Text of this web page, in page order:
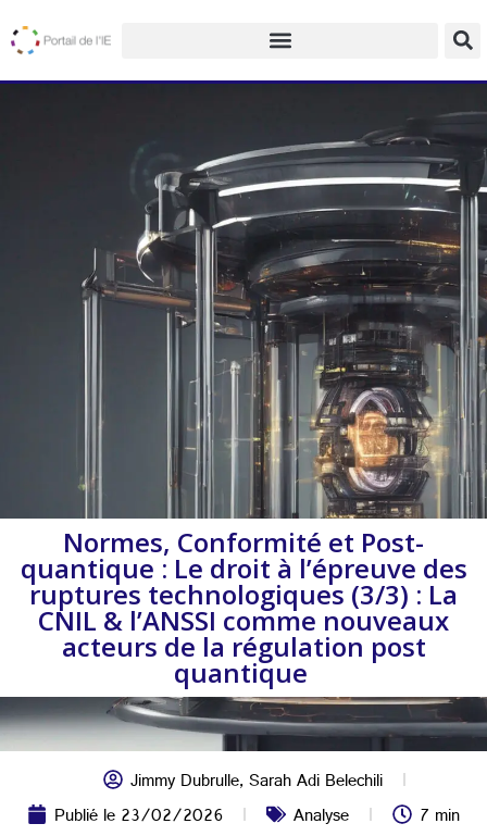
Normes, Conformité et Post-
quantique : Le droit à l’épreuve des
ruptures technologiques (3/3) : La
CNIL & l’ANSSI comme nouveaux
acteurs de la régulation post
quantique
Jimmy Dubrulle,Sarah Adi Belechili
Publié le23/02/2026 Analyse 7 min